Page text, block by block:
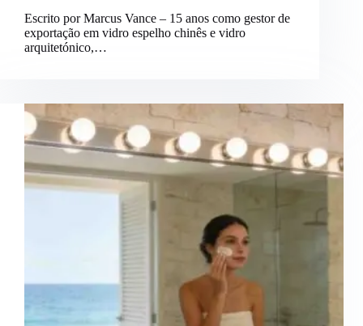
Escrito por Marcus Vance – 15 anos como gestor de
exportação em vidro espelho chinês e vidro
arquitetónico,…